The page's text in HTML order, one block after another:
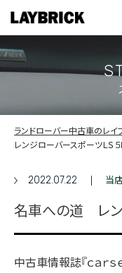
ランドローバー中古車のレイ
レンジローバースポーツＬＳ
2022.07.22 当
名車への道 レン
中古車情報誌『ｃａｒｓ